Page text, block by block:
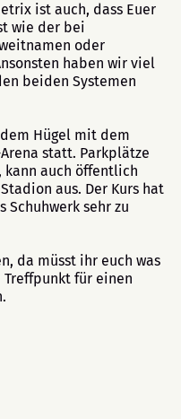
ist auch, dass Euer
wie der bei
oder
haben wir viel
beiden Systemen
Hügel mit dem
statt. Parkplätze
kann auch öffentlich
aus. Der Kurs hat
Schuhwerk sehr zu
da müsst ihr euch was
für einen